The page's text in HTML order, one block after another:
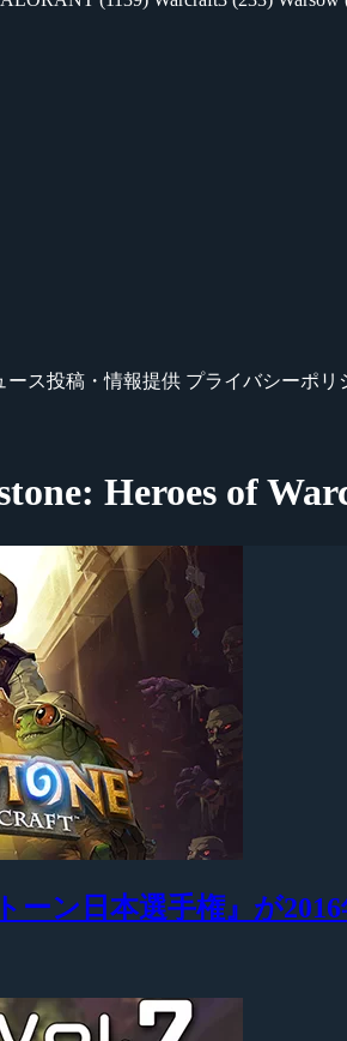
ース投稿・情報提供 プライバシーポリ
Heroes of
ーン日本選手権』が